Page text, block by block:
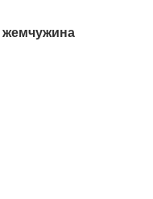
жемчужина